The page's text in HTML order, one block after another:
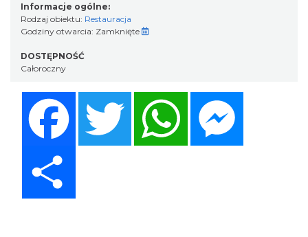
Informacje ogólne:
Rodzaj obiektu: Restauracja
Godziny otwarcia: Zamknięte
DOSTĘPNOŚĆ
Całoroczny
Twitter WhatsApp